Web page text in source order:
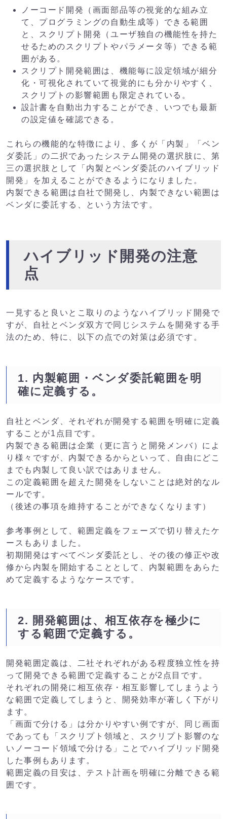
ノーコード開発（画面部品等の視覚的な組み立
て、プログラミングの自動生成等）できる範囲
と、スクリプト開発（ユーザ独自の機能性を持た
せるためのスクリプトやパラメータ等）できる範
囲がある。
スクリプト開発範囲は、機能毎に設定領域が細分
化・可視化されていて視覚的にも分かりやすく、
スクリプトの影響範囲も限定されている。
設計書を自動出力することができ、いつでも最新
の設定値を確認できる。
これらの機能的な特徴により、多くが「内製」「ベン
ダ委託」の二択であったシステム開発の選択肢に、第
三の選択肢として「内製とベンダ委託のハイブリッド
開発」を加えることができるようになりました。
内製できる範囲は自社で開発し、内製できない範囲は
ベンダに委託する、という方法です。
ハイブリッド開発の注意
点
一見すると良いとこ取りのようなハイブリッド開発で
すが、自社とベンダ双方で同じシステムを開発する手
法のため、特に、以下の点での対策は必須です。
1. 内製範囲・ベンダ委託範囲を明
確に定義する。
自社とベンダ、それぞれが開発する範囲を明確に定義
することが1点目です。
内製できる範囲は企業（更に言うと開発メンバ）によ
り様々ですが、内製できるからといって、自由にどこ
までも内製して良い訳ではありません。
この定義範囲を超えた開発をしないことは絶対的なル
ールです。
（後述の事項を維持することができなくなります）
参考事例として、範囲定義をフェーズで切り替えたケ
ースもありました。
初期開発はすべてベンダ委託とし、その後の修正や改
修から内製を開始することとして、内製範囲をあらた
めて定義するようなケースです。
2. 開発範囲は、相互依存を極少に
する範囲で定義する。
開発範囲定義は、二社それぞれがある程度独立性を持
って開発できる範囲で定義することが2点目です。
それぞれの開発に相互依存・相互影響してしまうよう
な範囲で定義してしまうと、開発効率が著しく下がり
ます。
「画面で分ける」は分かりやすい例ですが、同じ画面
であっても「スクリプト領域と、スクリプト影響のな
いノーコード領域で分ける」ことでハイブリッド開発
した事例もあります。
範囲定義の目安は、テスト計画を明確に分離できる範
囲です。